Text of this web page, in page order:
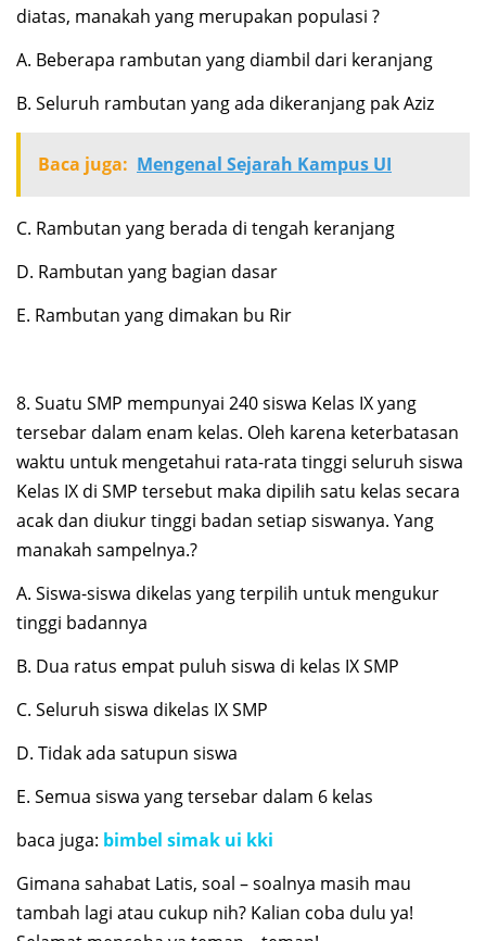
diatas, manakah yang merupakan populasi ?
A. Beberapa rambutan yang diambil dari keranjang
B. Seluruh rambutan yang ada dikeranjang pak Aziz
Baca juga: Mengenal Sejarah Kampus UI
C. Rambutan yang berada di tengah keranjang
D. Rambutan yang bagian dasar
E. Rambutan yang dimakan bu Rir
8. Suatu SMP mempunyai 240 siswa Kelas IX yang
tersebar dalam enam kelas. Oleh karena keterbatasan
waktu untuk mengetahui rata-rata tinggi seluruh siswa
Kelas IX di SMP tersebut maka dipilih satu kelas secara
acak dan diukur tinggi badan setiap siswanya. Yang
manakah sampelnya.?
A. Siswa-siswa dikelas yang terpilih untuk mengukur
tinggi badannya
B. Dua ratus empat puluh siswa di kelas IX SMP
C. Seluruh siswa dikelas IX SMP
D. Tidak ada satupun siswa
E. Semua siswa yang tersebar dalam 6 kelas
baca juga: bimbel simak ui kki
Gimana sahabat Latis, soal – soalnya masih mau
tambah lagi atau cukup nih? Kalian coba dulu ya!